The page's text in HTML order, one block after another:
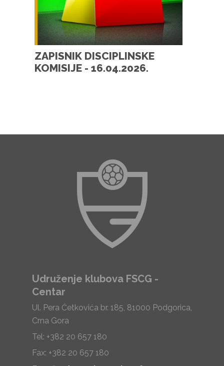
ZAPISNIK DISCIPLINSKE
KOMISIJE - 16.04.2026.
Udruženje klubova FSCG -
Centar
Ul. Pera Ćetkovića br. 185, 81000 Podgorica,
Crna Gora
Tel: +382 20 657 180
Fax: +382 20 657 180